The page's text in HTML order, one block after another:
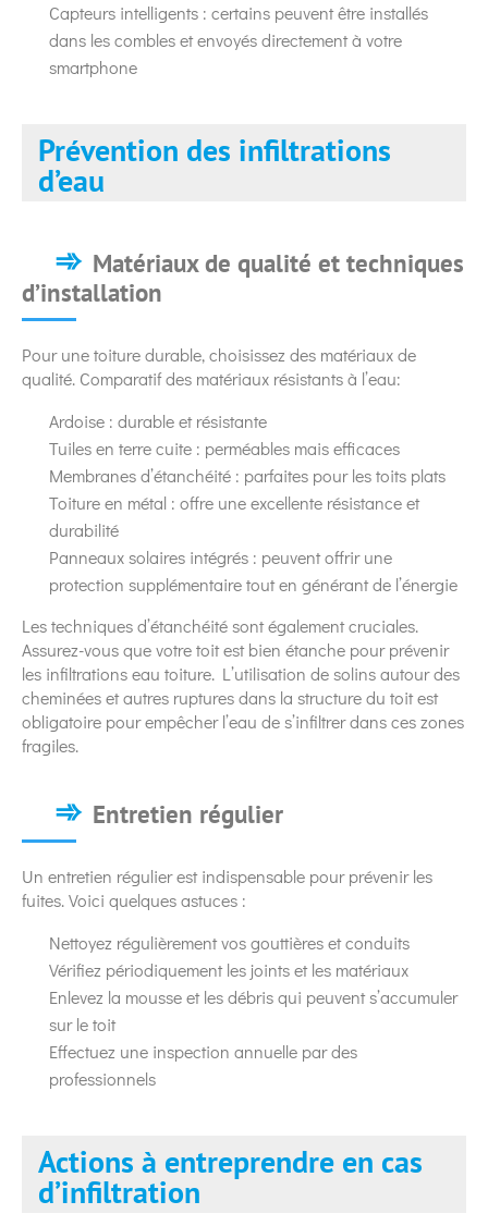
Capteurs intelligents : certains peuvent être installés
dans les combles et envoyés directement à votre
smartphone
Prévention des infiltrations
d’eau
Matériaux de qualité et techniques
d’installation
Pour une toiture durable, choisissez des matériaux de
qualité. Comparatif des matériaux résistants à l’eau:
Ardoise : durable et résistante
Tuiles en terre cuite : perméables mais efficaces
Membranes d’étanchéité : parfaites pour les toits plats
Toiture en métal : offre une excellente résistance et
durabilité
Panneaux solaires intégrés : peuvent offrir une
protection supplémentaire tout en générant de l’énergie
Les techniques d’étanchéité sont également cruciales.
Assurez-vous que votre toit est bien étanche pour prévenir
les infiltrations eau toiture. L’utilisation de solins autour des
cheminées et autres ruptures dans la structure du toit est
obligatoire pour empêcher l’eau de s’infiltrer dans ces zones
fragiles.
Entretien régulier
Un entretien régulier est indispensable pour prévenir les
fuites. Voici quelques astuces :
Nettoyez régulièrement vos gouttières et conduits
Vérifiez périodiquement les joints et les matériaux
Enlevez la mousse et les débris qui peuvent s’accumuler
sur le toit
Effectuez une inspection annuelle par des
professionnels
Actions à entreprendre en cas
d’infiltration